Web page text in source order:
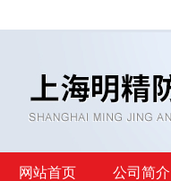
网站首页 公司简介